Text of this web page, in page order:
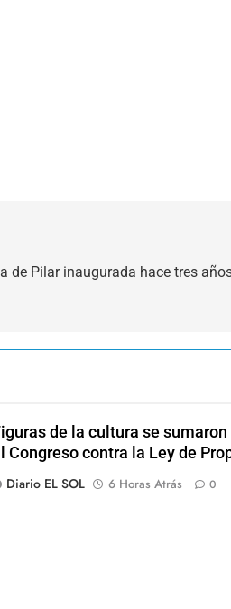
de Pilar inaugurada hace tres
de la cultura se
Congreso contra la Ley de
Diario EL SOL
6 Horas Atrás 0